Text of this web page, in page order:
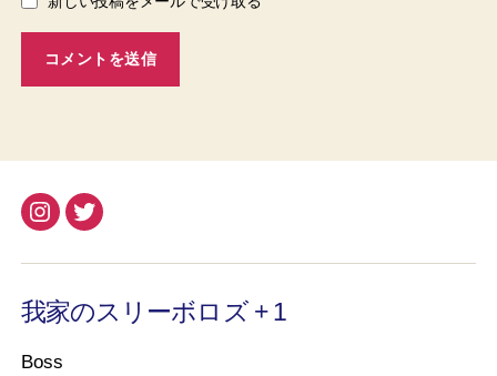
Instagram
Twitter
我家のスリーボロズ + 1
Boss